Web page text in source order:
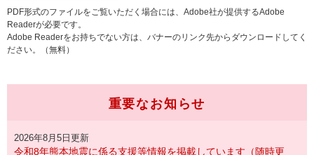
PDF形式のファイルをご覧いただく場合には、Adobe社が提供するAdobe
Readerが必要です。
Adobe Readerをお持ちでない方は、バナーのリンク先からダウンロードしてく
ださい。（無料）
重要なお知らせ
2026年8月5日更新
令和8年熊本地震に係る支援等情報を掲載しています（随時更